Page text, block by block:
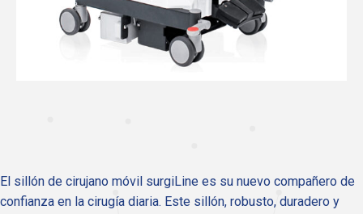
El sillón de cirujano móvil surgiLine es su nuevo compañero de
confianza en la cirugía diaria. Este sillón, robusto, duradero y